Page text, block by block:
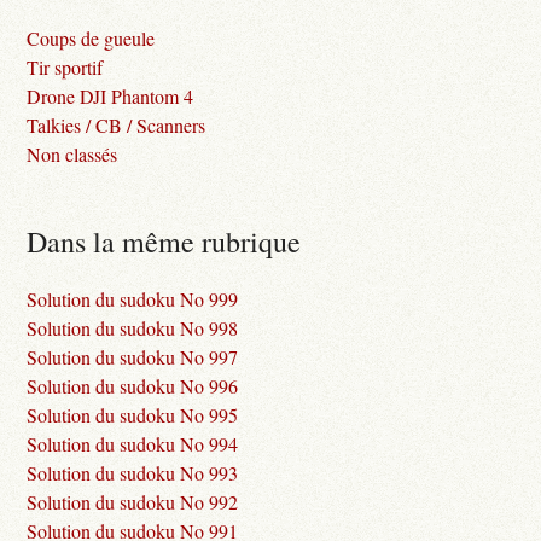
Coups de gueule
Tir sportif
Drone DJI Phantom 4
Talkies / CB / Scanners
Non classés
Dans la même rubrique
Solution du sudoku No 999
Solution du sudoku No 998
Solution du sudoku No 997
Solution du sudoku No 996
Solution du sudoku No 995
Solution du sudoku No 994
Solution du sudoku No 993
Solution du sudoku No 992
Solution du sudoku No 991